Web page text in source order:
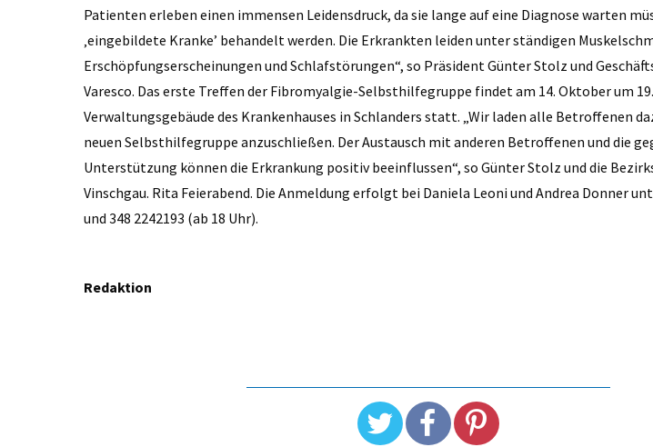
Patienten erleben einen immensen Leidensdruck, da sie lange auf eine Diagnose warten
‚eingebildete Kranke’ behandelt werden. Die Erkrankten leiden unter ständigen
Erschöpfungserscheinungen und Schlafstörungen“, so Präsident Günter Stolz und
Varesco. Das erste Treffen der Fibromyalgie-Selbsthilfegruppe findet am 14. Oktober um
Verwaltungsgebäude des Krankenhauses in Schlanders statt. „Wir laden alle Betroffenen
neuen Selbsthilfegruppe anzuschließen. Der Austausch mit anderen Betroffenen und die
Unterstützung können die Erkrankung positiv beeinflussen“, so Günter Stolz und die
Vinschgau. Rita Feierabend. Die Anmeldung erfolgt bei Daniela Leoni und Andrea Donner
und 348 2242193 (ab 18 Uhr).
Redaktion